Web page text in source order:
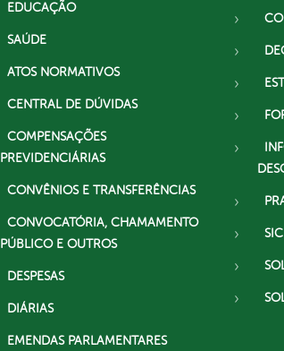
EDUCAÇÃO
SAÚDE
ATOS NORMATIVOS
CENTRAL DE DÚVIDAS
COMPENSAÇÕES
PREVIDENCIÁRIAS
CONVÊNIOS E TRANSFERÊNCIAS
CONVOCATÓRIA, CHAMAMENTO
PÚBLICO E OUTROS
DESPESAS
DIÁRIAS
EMENDAS PARLAMENTARES